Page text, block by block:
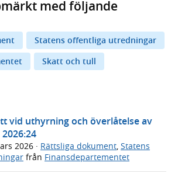
med följande
Statens offentliga utredningar
Skatt och tull
vid uthyrning och överlåtelse av
2026 · Rättsliga dokument Statens
från Finansdepartementet